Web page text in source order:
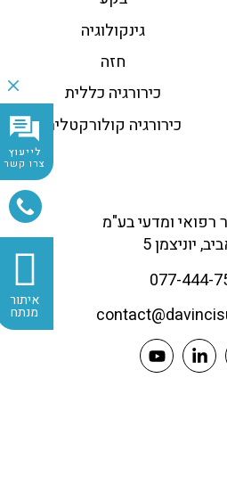
לייעוץ
צרו קשר
איתור
מנתח
גינקולוגיה
חזה
כירורגיה כללית
כירורגיה קולורקטלית
רפואי ומדעי בע"מ
יוניצמן 5
077-444-
contact@